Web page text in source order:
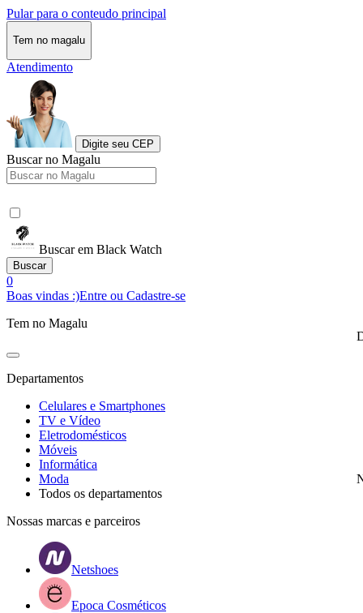
Pular para o conteudo principal
Tem no magalu
Atendimento
Digite seu CEP
Buscar no Magalu
Buscar em Black Watch
Buscar
0
Boas vindas :)Entre ou Cadastre-se
Tem no Magalu
Departamentos
Celulares e Smartphones
TV e Vídeo
Eletrodomésticos
Móveis
Informática
Moda
Todos os departamentos
Nossas marcas e parceiros
Netshoes
Epoca Cosméticos